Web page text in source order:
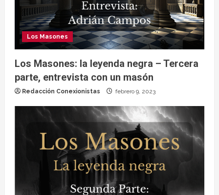
Los Masones
Los Masones: la leyenda negra – Tercera
parte, entrevista con un masón
Redacción Conexionistas febrero 9, 2023